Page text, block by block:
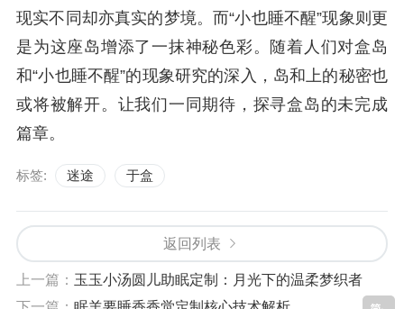
现实不同却亦真实的梦境。而“小也睡不醒”现象则更
是为这座岛增添了一抹神秘色彩。随着人们对盒岛
和“小也睡不醒”的现象研究的深入，岛和上的秘密也
或将被解开。让我们一同期待，探寻盒岛的未完成
篇章。
标签: 迷途 于盒
返回列表
上一篇： 玉玉小汤圆儿助眠定制：月光下的温柔梦织者